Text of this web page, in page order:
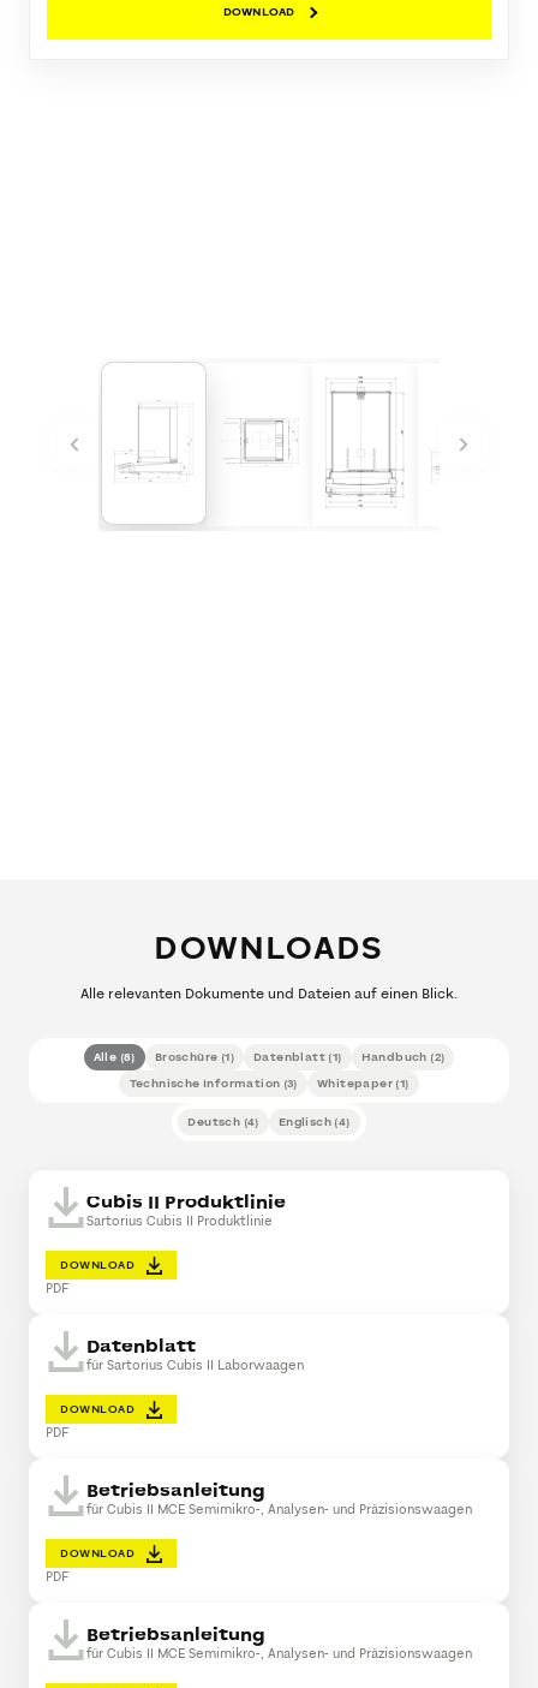
DOWNLOAD
DOWNLOADS
Alle relevanten Dokumente und Dateien auf einen Blick.
Alle (8) Broschüre (1) Datenblatt (1) Handbuch (2)
Technische Information (3) Whitepaper(1)
Deutsch (4) Englisch (4)
Cubis II Produktlinie
Sartorius Cubis II Produktlinie
DOWNLOAD
PDF
Datenblatt
für Sartorius Cubis II Laborwaagen
DOWNLOAD
PDF
Betriebsanleitung
für Cubis II MCE Semimikro-, Analysen- und Präzisionswaagen
DOWNLOAD
PDF
Betriebsanleitung
für Cubis II MCE Semimikro-, Analysen- und Präzisionswaagen